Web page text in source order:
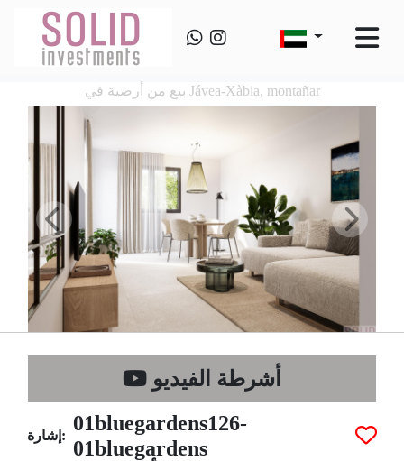
بيع من أرضية في Jávea-Xàbia, montañar
أشرطة الفيديو
إشارة:
01bluegardens126-
01bluegardens